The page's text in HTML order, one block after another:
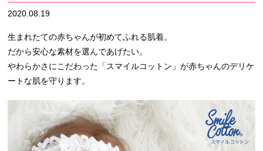
2020.08.19
生まれたての赤ちゃんが初めてふれる肌着。
だから安心な素材を選んであげたい。
やわらかさにこだわった「スマイルコットン」が赤ちゃんのデリケ
ートな肌を守ります。